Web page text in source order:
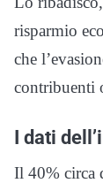
risparmio
che
contribuenti
I dati
Il 40% circa